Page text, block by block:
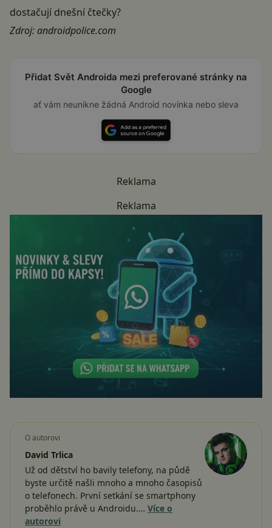
dostačují dnešní čtečky?
Zdroj:androidpolice.com
Přidat Svět Androida mezi preferované stránky na
Google
ať vám neunikne žádná Android novinka nebo sleva
Reklama
Reklama
O autorovi
David Trlica
Už od dětství ho bavily telefony, na půdě
byste určitě našli mnoho a mnoho časopisů
o telefonech. První setkání se smartphony
proběhlo právě u Androidu.… Více o
autorovi